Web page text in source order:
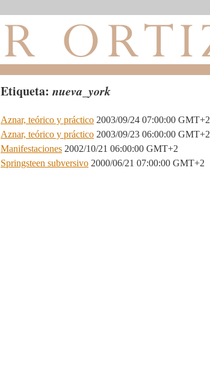
Etiqueta: nueva_york
Aznar, teórico y práctico 2003/09/24 07:00:00 GMT+2
Aznar, teórico y práctico 2003/09/23 06:00:00 GMT+2
Manifestaciones 2002/10/21 06:00:00 GMT+2
Springsteen subversivo 2000/06/21 07:00:00 GMT+2